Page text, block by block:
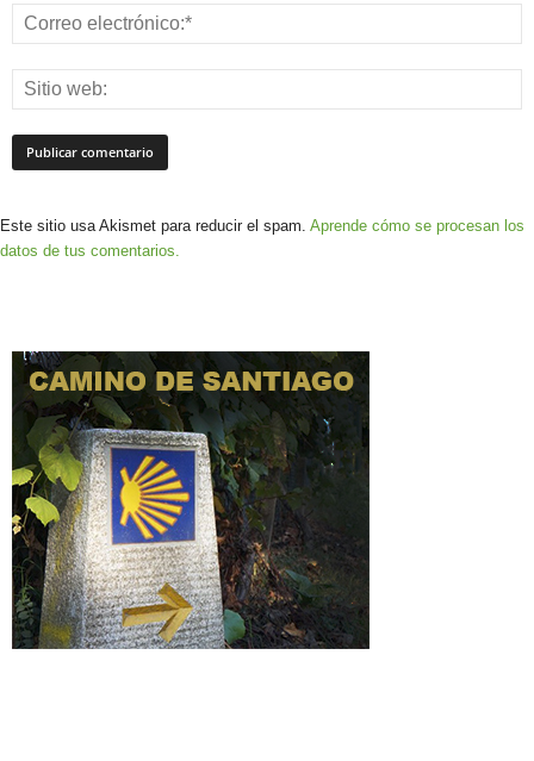
Este sitio usa Akismet para reducir el spam. Aprende cómo se procesan los
datos de tus comentarios.